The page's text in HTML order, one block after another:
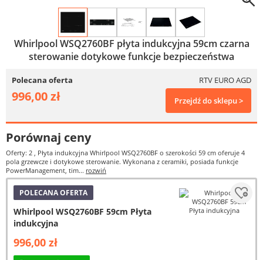
Whirlpool WSQ2760BF płyta indukcyjna 59cm czarna
sterowanie dotykowe funkcje bezpieczeństwa
Polecana oferta RTV EURO AGD
996,00 zł Przejdź do sklepu >
Porównaj ceny
Oferty: 2 , Płyta indukcyjna Whirlpool WSQ2760BF o szerokości 59 cm oferuje 4
pola grzewcze i dotykowe sterowanie. Wykonana z ceramiki, posiada funkcje
PowerManagement, tim... rozwiń
POLECANA OFERTA
Whirlpool WSQ2760BF 59cm Płyta
indukcyjna
996,00 zł